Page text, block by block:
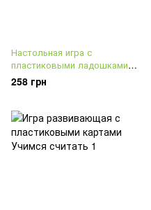
Настольная игра с
пластиковыми ладошками
Учимся считать
258 грн